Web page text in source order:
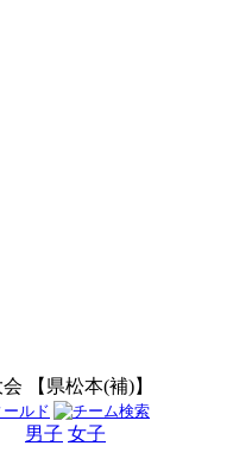
【県松本(補)】
男子 女子